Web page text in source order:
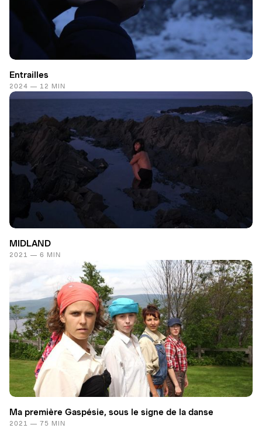
Entrailles
2024 — 12 MIN
MIDLAND
2021 — 6 MIN
Ma première Gaspésie, sous le signe de la danse
2021 — 75 MIN